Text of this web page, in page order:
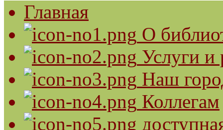
Главная
О
Услуги и
Наш
Коллегам